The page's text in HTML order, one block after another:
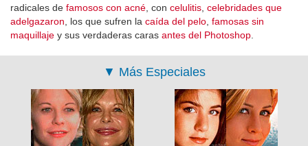
radicales de famosos con acné , con celulitis celebridades que
adelgazaron , los que sufren la caída del pelo famosas sin
maquillaje y sus verdaderas caras antes del Photoshop
▼ Más Especiales